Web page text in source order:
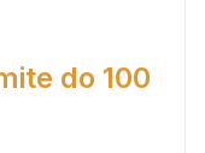
do 100